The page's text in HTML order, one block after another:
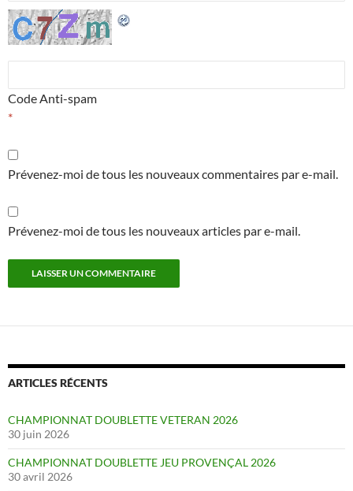
Code Anti-spam
*
Prévenez-moi de tous les nouveaux commentaires par e-mail.
Prévenez-moi de tous les nouveaux articles par e-mail.
ARTICLES RÉCENTS
CHAMPIONNAT DOUBLETTE VETERAN 2026
30 juin 2026
CHAMPIONNAT DOUBLETTE JEU PROVENÇAL 2026
30 avril 2026